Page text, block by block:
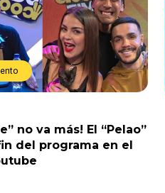
no va más! El “Pelao”
del programa en el